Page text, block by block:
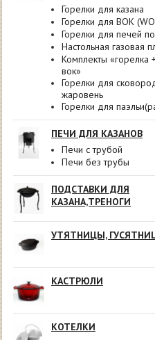
Горелки для казана
Горелки для ВОК
Горелки для печей
Настольная газовая
Комплекты «горелка
вок»
Горелки для
жаровень
Горелки для
ПЕЧИ ДЛЯ КАЗАНОВ
Печи с трубой
Печи без трубы
ПОДСТАВКИ ДЛЯ
КАЗАНА,ТРЕНОГИ
УТЯТНИЦЫ,
КАСТРЮЛИ
КОТЕЛКИ